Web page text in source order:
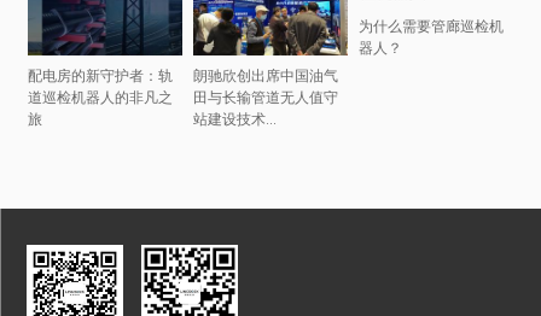
配电房的新守护者：轨
道巡检机器人的非凡之
旅
朗驰欣创出席中国油气
田与长输管道无人值守
站建设技术...
为什么需要管廊巡检机
器人？